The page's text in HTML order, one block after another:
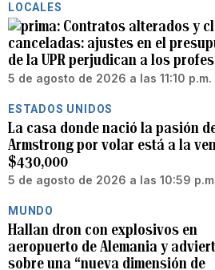
LOCALES
Contratos alterados y
canceladas: ajustes en el
de la UPR perjudican a los
5 de agosto de 2026 a las 11:10 p.m.
ESTADOS UNIDOS
La casa donde nació la pasión
Armstrong por volar está a la
$430,000
5 de agosto de 2026 a las 10:59
MUNDO
Hallan dron con explosivos en
aeropuerto de Alemania y
sobre una “nueva dimensión de